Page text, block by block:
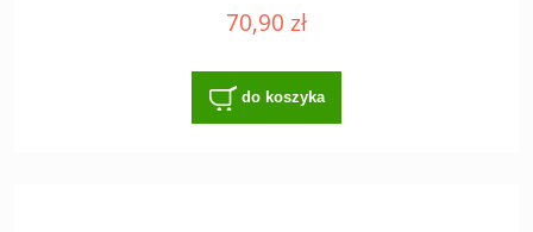
70,90 zł
do koszyka